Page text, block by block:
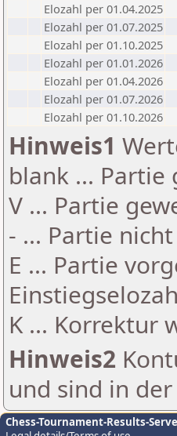
Elozahl per 01.04.2025
Elozahl per 01.07.2025
Elozahl per 01.10.2025
Elozahl per 01.01.2026
Elozahl per 01.04.2026
Elozahl per 01.07.2026
Elozahl per 01.10.2026
Hinweis1
blank ...
V ... Partie
- ... Partie
E ... Partie
K ... Korrektur
Hinweis2
und sind in
Chess-Tournament-Results-